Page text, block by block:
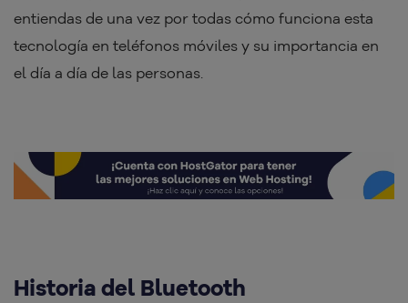
entiendas de una vez por todas cómo funciona esta
tecnología en teléfonos móviles y su importancia en
el día a día de las personas.
Historia del Bluetooth